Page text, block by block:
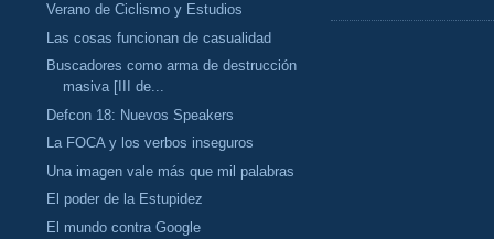
Verano de Ciclismo y Estudios
Las cosas funcionan de casualidad
Buscadores como arma de destrucción
masiva [III de...
Defcon 18: Nuevos Speakers
La FOCA y los verbos inseguros
Una imagen vale más que mil palabras
El poder de la Estupidez
El mundo contra Google